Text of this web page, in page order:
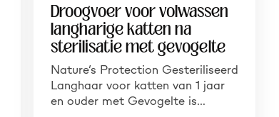
Droogvoer voor volwassen
langharige katten na
sterilisatie met gevogelte
Nature’s Protection Gesteriliseerd
Langhaar voor katten van 1 jaar
en ouder met Gevogelte is…